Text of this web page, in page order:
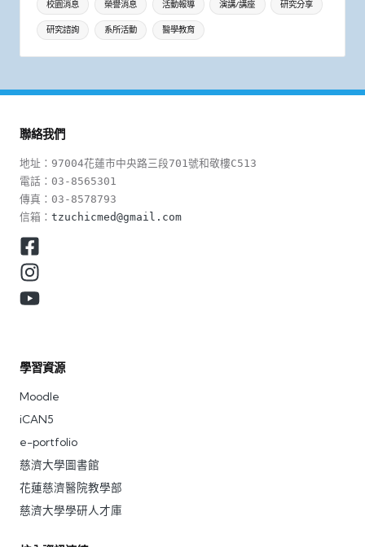
校園消息 榮譽消息 活動報導 演講/講座 研究分享
研究諮詢 系所活動 醫學教育
聯絡我們
地址：97004花蓮市中央路三段701號和敬樓C513
電話：03-8565301
傳真：03-8578793
信箱： tzuchicmed@gmail.com
學習資源
Moodle
iCAN5
e-portfolio
慈濟大學圖書館
花蓮慈濟醫院教學部
慈濟大學學研人才庫